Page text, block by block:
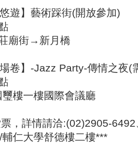
遊】藝術踩街(開放參加)
廟街→新月橋
卷】-Jazz Party-傳情之夜(
樓一樓國際會議廳
，詳情請洽:(02)2905-
仁大學舒德樓二樓***